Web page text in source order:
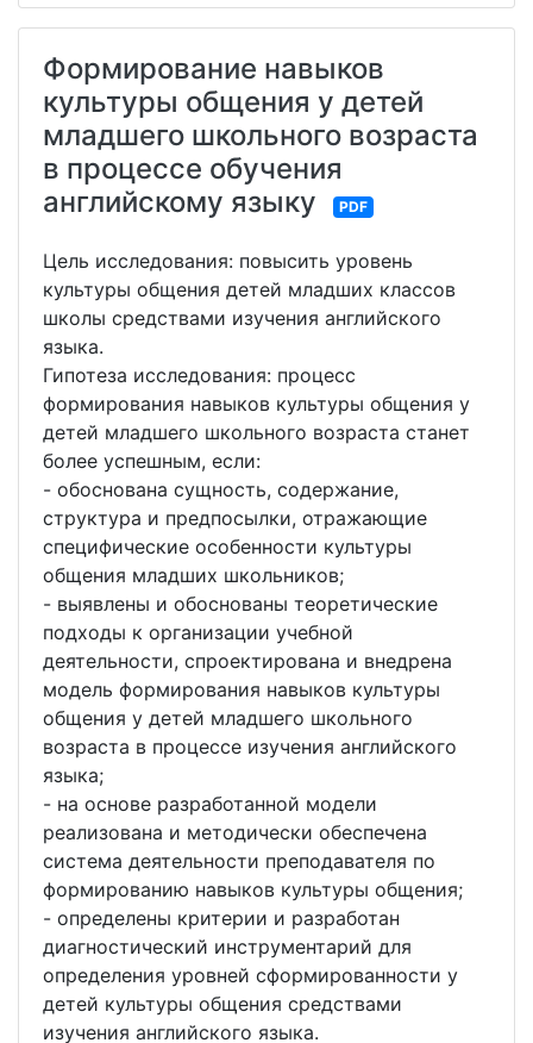
Формирование навыков
культуры общения у детей
младшего школьного возраста
в процессе обучения
английскому языку
PDF
Цель исследования: повысить уровень
культуры общения детей младших классов
школы средствами изучения английского
языка.
Гипотеза исследования: процесс
формирования навыков культуры общения у
детей младшего школьного возраста станет
более успешным, если:
- обоснована сущность, содержание,
структура и предпосылки, отражающие
специфические особенности культуры
общения младших школьников;
- выявлены и обоснованы теоретические
подходы к организации учебной
деятельности, спроектирована и внедрена
модель формирования навыков культуры
общения у детей младшего школьного
возраста в процессе изучения английского
языка;
- на основе разработанной модели
реализована и методически обеспечена
система деятельности преподавателя по
формированию навыков культуры общения;
- определены критерии и разработан
диагностический инструментарий для
определения уровней сформированности у
детей культуры общения средствами
изучения английского языка.